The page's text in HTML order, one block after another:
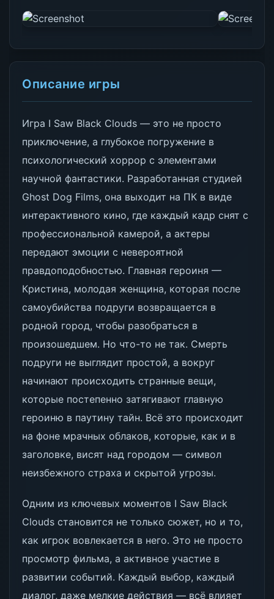
Описание игры
Игра I Saw Black Clouds — это не просто
приключение, а глубокое погружение в
психологический хоррор с элементами
научной фантастики. Разработанная студией
Ghost Dog Films, она выходит на ПК в виде
интерактивного кино, где каждый кадр снят с
профессиональной камерой, а актеры
передают эмоции с невероятной
правдоподобностью. Главная героиня —
Кристина, молодая женщина, которая после
самоубийства подруги возвращается в
родной город, чтобы разобраться в
произошедшем. Но что-то не так. Смерть
подруги не выглядит простой, а вокруг
начинают происходить странные вещи,
которые постепенно затягивают главную
героиню в паутину тайн. Всё это происходит
на фоне мрачных облаков, которые, как и в
заголовке, висят над городом — символ
неизбежного страха и скрытой угрозы.
Одним из ключевых моментов I Saw Black
Clouds становится не только сюжет, но и то,
как игрок вовлекается в него. Это не просто
просмотр фильма, а активное участие в
развитии событий. Каждый выбор, каждый
диалог, даже мелкие действия — всё влияет